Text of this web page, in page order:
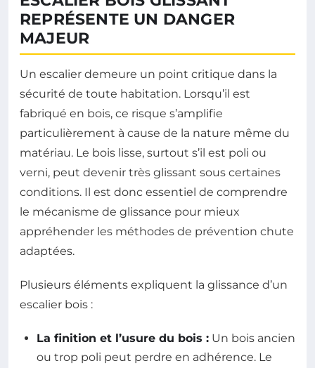
REPRÉSENTE UN DANGER
MAJEUR
Un escalier demeure un point critique dans la
sécurité de toute habitation. Lorsqu’il est
fabriqué en bois, ce risque s’amplifie
particulièrement à cause de la nature même du
matériau. Le bois lisse, surtout s’il est poli ou
verni, peut devenir très glissant sous certaines
conditions. Il est donc essentiel de comprendre
le mécanisme de glissance pour mieux
appréhender les méthodes de prévention chute
adaptées.
Plusieurs éléments expliquent la glissance d’un
escalier bois :
La finition et l’usure du bois : Un bois ancien
ou trop poli peut perdre en adhérence. Le